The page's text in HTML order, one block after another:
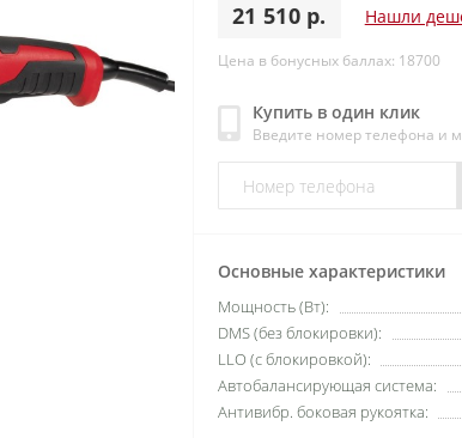
21 510 р. Нашли
Цена в бонусных баллах: 18700
Купить в один клик
Введите номер телефона и
Основные характеристики
Мощность (Вт):
DMS (без блокировки):
LLO (с блокировкой):
Автобалансирующая система:
Антивибр. боковая рукоятка: